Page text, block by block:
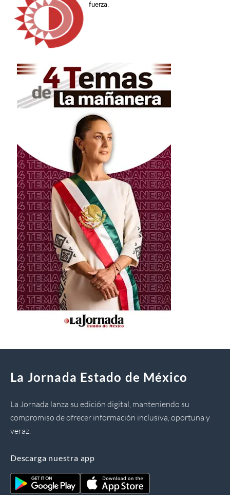
fuerza.
La Jornada Estado de México
La Jornada lanza su edición digital, manteniendo su
compromiso de ofrecer información inclusiva, oportuna y
veraz.
Descarga nuestra app